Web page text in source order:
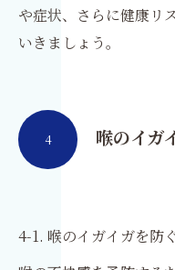
や症状、さらに健康リ
いきましょう。
喉のイガ
4
4-1. 喉のイガイガを防